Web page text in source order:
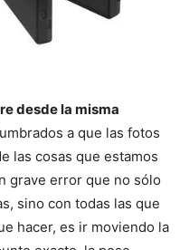
desde la misma
a que las fotos
las cosas que estamos
grave error que no sólo
sino con todas las que
hacer, es ir moviendo la